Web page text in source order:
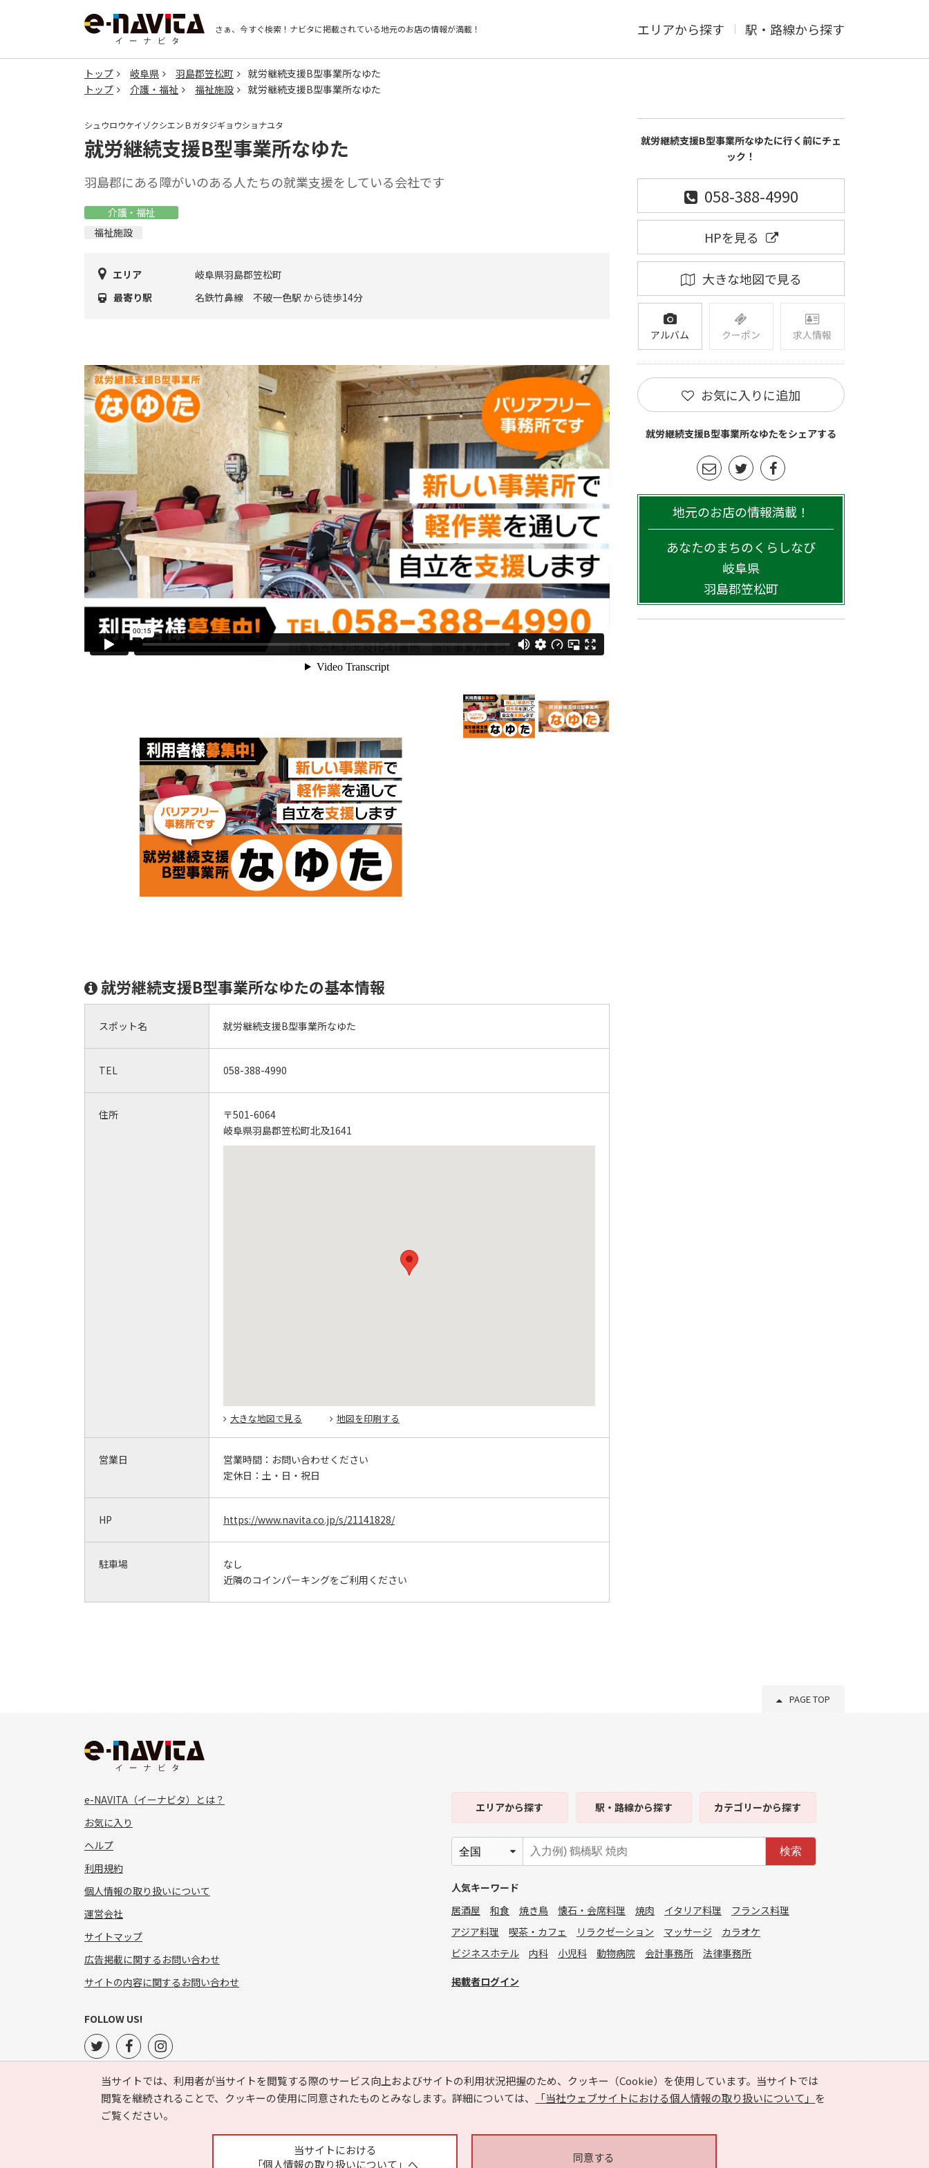
さぁ、今すぐ検索！ ナビタに掲載されている地元のお店の情報が満載！ エリアから探す 駅・路線から探す
トップ 岐阜県 羽島郡笠松町
就労継続支援B型事業所なゆた
トップ
介護・福祉 福祉施設 就労継続支援B型事業所なゆた
シュウロウケイゾクシエンＢガタジギョウショナユタ
就労継続支援B型事業所なゆた
羽島郡にある障がいのある人たちの就業支援をしている会社です
介護・福祉
福祉施設
エリア
岐阜県羽島郡笠松町
最寄り駅
名鉄竹鼻線 不破一色駅 から徒歩14分
就労継続支援B型事業所なゆたの基本情報
スポット名 就労継続支援B型事業所なゆた
TEL 058-388-4990
住所
〒501-6064
岐阜県羽島郡笠松町北及1641
大きな地図で見る 地図を印刷する
営業日 営業時間： お問い合わせください
定休日： 土・日・祝日
HP https://www.navita.co.jp/s/21141828/
駐車場
なし
近隣のコインパーキングをご利用ください
就労継続支援B型事業所なゆたに行く前にチェ
ック！
058-388-4990
HPを見る
大きな地図で見る
アルバム クーポン 求人情報
お気に入りに追加
就労継続支援B型事業所なゆたをシェアする
地元のお店の情報満載！
あなたのまちのくらしなび
岐阜県
羽島郡笠松町
PAGE TOP
当サイトでは、利用者が当サイトを閲覧する際のサービス向上およびサイトの利用状況把握のため、クッキー（Cookie）を使用しています。当サイトでは
閲覧を継続されることで、クッキーの使用に同意されたものとみなします。詳細については、
「当社ウェブサイトにおける個人情報の取り扱いについて」 を
ご覧ください。
当サイトにおける
「個人情報の取り扱いについて」へ
同意する
e-NAVITA（イーナビタ）とは？
お気に入り
ヘルプ
利用規約
個人情報の取り扱いについて
運営会社
サイトマップ
広告掲載に関するお問い合わせ
サイトの内容に関するお問い合わせ
エリアから探す 駅・路線から探す カテゴリーから探す
検索
人気キーワード
居酒屋
和食 焼き鳥 懐石・会席料理 焼肉 イタリア料理
フランス料理
アジア料理
喫茶・カフェ リラクゼーション マッサージ
カラオケ
ビジネスホテル
内科 小児科 動物病院 会計事務所 法律事務所
掲載者ログイン
FOLLOW US!
Copyright © HYOJITO.Co.,Ltd. All Rights Reserved.